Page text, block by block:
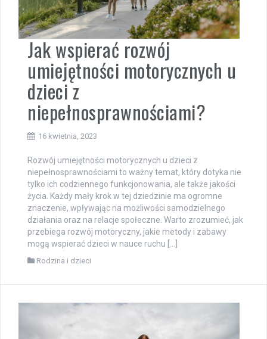
Jak wspierać rozwój
umiejętności motorycznych u
dzieci z
niepełnosprawnościami?
16 kwietnia, 2023
Rozwój umiejętności motorycznych u dzieci z
niepełnosprawnościami to ważny temat, który dotyka nie
tylko ich codziennego funkcjonowania, ale także jakości
życia. Każdy mały krok w tej dziedzinie ma ogromne
znaczenie, wpływając na możliwości samodzielnego
działania oraz na relacje społeczne. Warto zrozumieć, jak
przebiega rozwój motoryczny, jakie metody i zabawy
mogą wspierać dzieci w nauce ruchu […]
Rodzina i dzieci